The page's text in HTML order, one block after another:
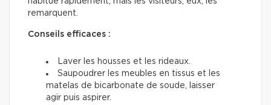
remarquent.
Conseils efficaces :
Laver les housses et les rideaux.
Saupoudrer les meubles en tissus et les
matelas de bicarbonate de soude, laisser
agir puis aspirer.